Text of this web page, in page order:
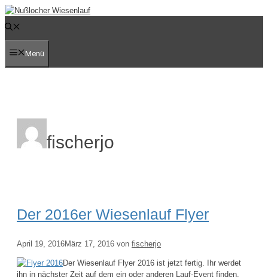
Zum
Inhalt
springen
Menü
fischerjo
Der 2016er Wiesenlauf Flyer
April 19, 2016März 17, 2016 von fischerjo
Der Wiesenlauf Flyer 2016 ist jetzt fertig. Ihr werdet
ihn in nächster Zeit auf dem ein oder anderen Lauf-Event finden.